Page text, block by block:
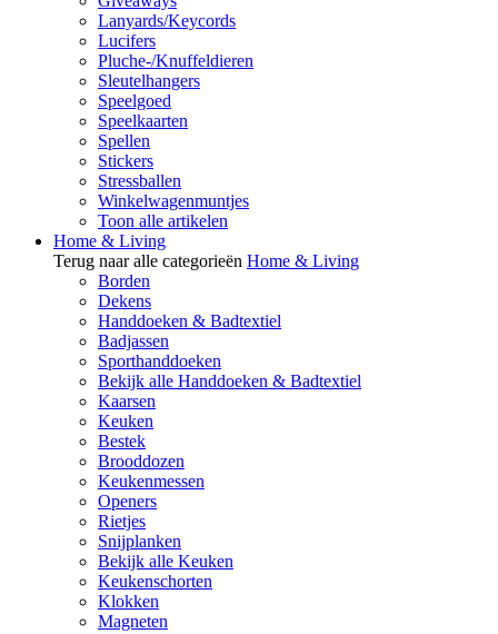
Lanyards/Keycords
Lucifers
Pluche-/Knuffeldieren
Sleutelhangers
Speelgoed
Speelkaarten
Spellen
Stickers
Stressballen
Winkelwagenmuntjes
Toon alle artikelen
Home & Living
Terug naar alle categorieën Home & Living
Borden
Dekens
Handdoeken & Badtextiel
Badjassen
Sporthanddoeken
Bekijk alle Handdoeken & Badtextiel
Kaarsen
Keuken
Bestek
Brooddozen
Keukenmessen
Openers
Rietjes
Snijplanken
Bekijk alle Keuken
Keukenschorten
Klokken
Magneten